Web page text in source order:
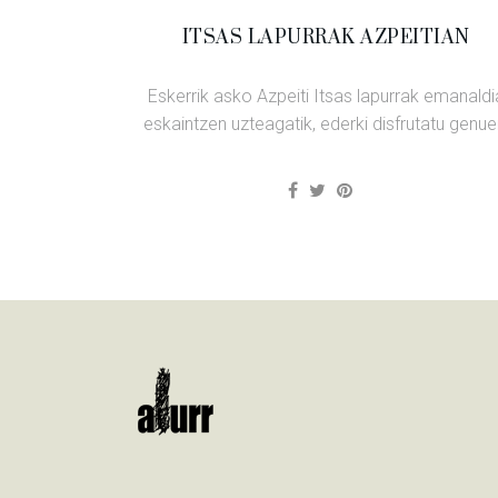
ITSAS LAPURRAK AZPEITIAN
Eskerrik asko Azpeiti Itsas lapurrak
eskaintzen uzteagatik, ederki disfrutatu